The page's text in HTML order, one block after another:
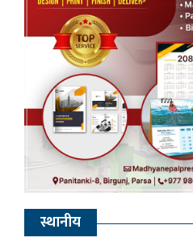
स्थानीय